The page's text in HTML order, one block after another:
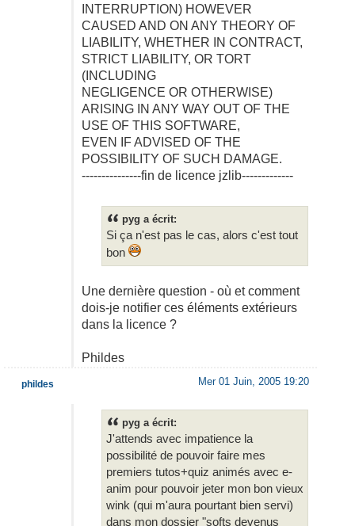
INTERRUPTION) HOWEVER
CAUSED AND ON ANY THEORY OF
LIABILITY, WHETHER IN CONTRACT,
STRICT LIABILITY, OR TORT
(INCLUDING
NEGLIGENCE OR OTHERWISE)
ARISING IN ANY WAY OUT OF THE
USE OF THIS SOFTWARE,
EVEN IF ADVISED OF THE
POSSIBILITY OF SUCH DAMAGE.
---------------fin de licence jzlib-------------
pyg a écrit:
Si ça n'est pas le cas, alors c'est tout
bon
Une dernière question - où et comment
dois-je notifier ces éléments extérieurs
dans la licence ?
Phildes
Mer 01 Juin, 2005 19:20
pyg a écrit:
J'attends avec impatience la
possibilité de pouvoir faire mes
premiers tutos+quiz animés avec e-
anim pour pouvoir jeter mon bon vieux
wink (qui m'aura pourtant bien servi)
dans mon dossier "softs devenus
phildes